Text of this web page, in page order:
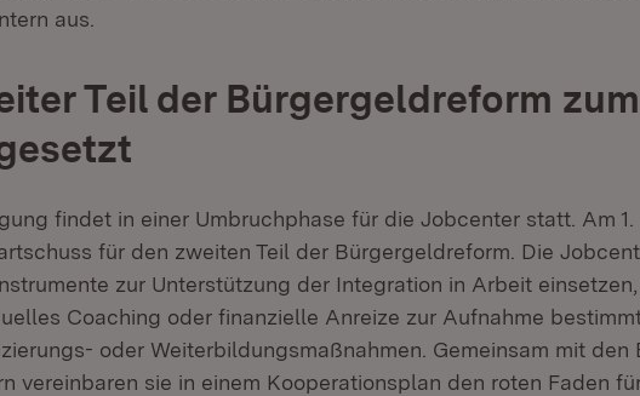
aus.
Teil der Bürgergeldreform
findet in einer Umbruchphase für die Jobcenter statt. Am
für den zweiten Teil der Bürgergeldreform. Die
zur Unterstützung der Integration in Arbeit
Coaching oder finanzielle Anreize zur Aufnahme
oder Weiterbildungsmaßnahmen. Gemeinsam mit den
vereinbaren sie in einem Kooperationsplan den roten Faden